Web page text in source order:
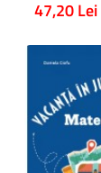
47,20 Lei